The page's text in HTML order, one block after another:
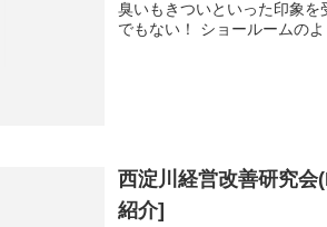
臭いもきついといった印象
でもない！ ショールームの
西淀川経営改善研究会
紹介]